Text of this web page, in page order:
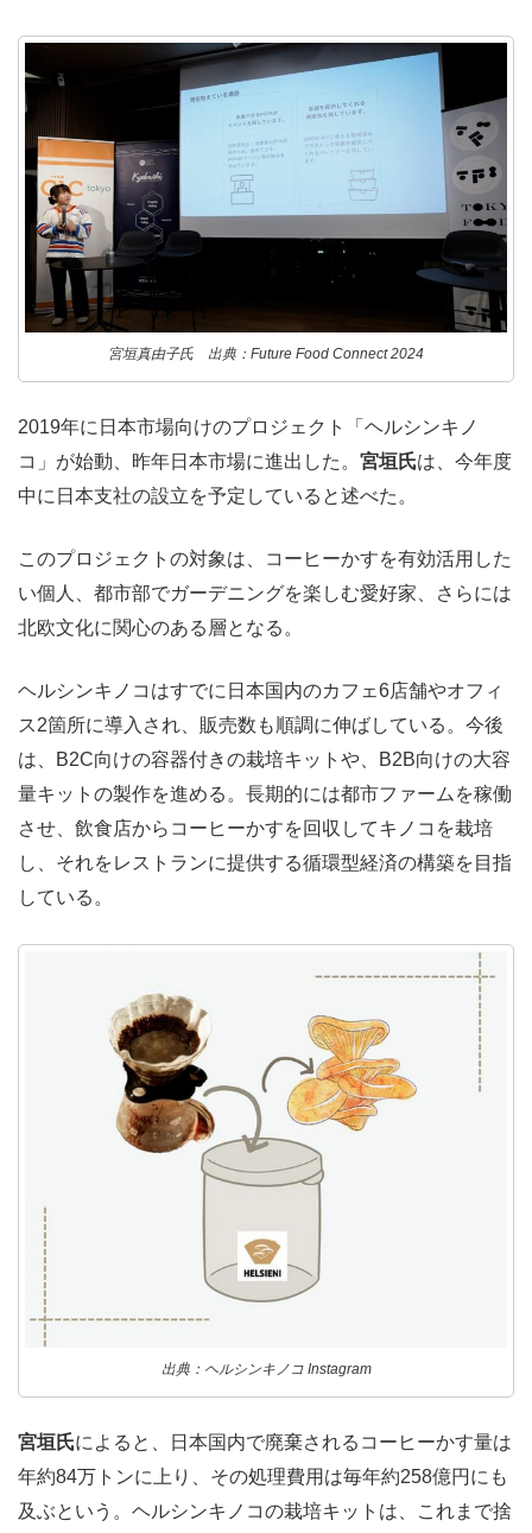
宮垣真由子氏 出典：Future Food Connect 2024
2019年に日本市場向けのプロジェクト「ヘルシンキノ
コ」が始動、昨年日本市場に進出した。 宮垣氏は、今年度
中に日本支社の設立を予定していると述べた。
このプロジェクトの対象は、コーヒーかすを有効活用した
い個人、都市部でガーデニングを楽しむ愛好家、さらには
北欧文化に関心のある層となる。
ヘルシンキノコはすでに日本国内のカフェ6店舗やオフィ
ス2箇所に導入され、販売数も順調に伸ばしている。今後
は、B2C向けの容器付きの栽培キットや、B2B向けの大容
量キットの製作を進める。長期的には都市ファームを稼働
させ、飲食店からコーヒーかすを回収してキノコを栽培
し、それをレストランに提供する循環型経済の構築を目指
している。
出典：ヘルシンキノコ Instagram
宮垣氏によると、日本国内で廃棄されるコーヒーかす量は
年約84万トンに上り、その処理費用は毎年約258億円にも
及ぶという。ヘルシンキノコの栽培キットは、これまで捨